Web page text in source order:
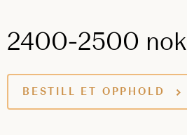
2400-2500 nok
BESTILL ET OPPHOLD